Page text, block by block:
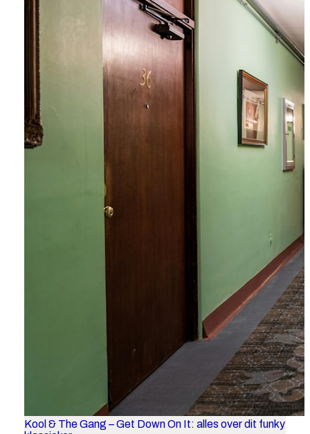
Kool & The Gang – Get Down On It: alles over dit funky